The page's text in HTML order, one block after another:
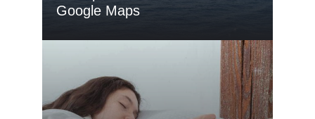
Google Maps